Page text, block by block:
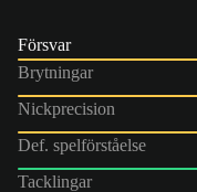
Försvar
Brytningar
Nickprecision
Def. spelförståelse
Tacklingar